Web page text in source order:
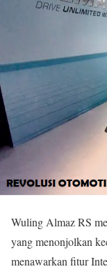
Wuling Almaz RS
yang menonjolkan
menawarkan fitur